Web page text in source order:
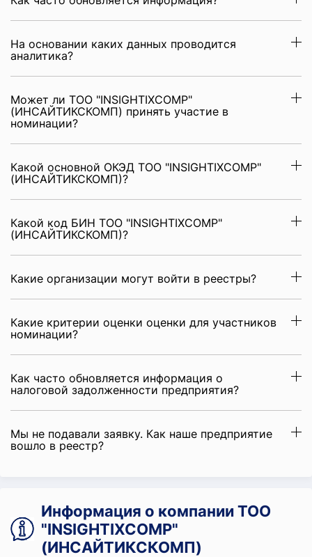
На основании каких данных проводится
аналитика?
Может ли ТОО "INSIGHTIXCOMP"
(ИНСАЙТИКСКОМП) принять участие в
номинации?
Какой основной ОКЭД ТОО "INSIGHTIXCOMP"
(ИНСАЙТИКСКОМП)?
Какой код БИН ТОО "INSIGHTIXCOMP"
(ИНСАЙТИКСКОМП)?
Какие организации могут войти в реестры?
Какие критерии оценки оценки для участников
номинации?
Как часто обновляется информация о
налоговой задолженности предприятия?
Мы не подавали заявку. Как наше предприятие
вошло в реестр?
Информация о компании ТОО
"INSIGHTIXCOMP"
(ИНСАЙТИКСКОМП)